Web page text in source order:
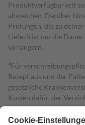
Produktverfügbarkeit
abweichen. Darüber
Prüfungen, die zu
Lieferfrist um die
verlängern.
4Für
Rezept aus und der
gesetzliche
Kosten dafür, der
mit.
Grundsätzlich leisten